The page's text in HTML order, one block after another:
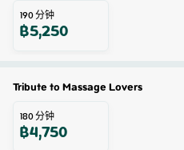
190分钟
฿5,250
Tribute to Massage Lovers
180分钟
฿4,750